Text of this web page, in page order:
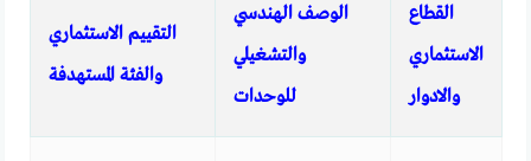
القطاع
الاستثماري
والادوار
الوصف الهندسي
والتشغيلي
للوحدات
التقييم الاستثماري
والفئة المستهدفة